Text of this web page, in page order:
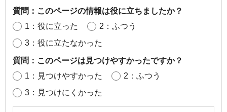
質問：このページの情報は役に立ちましたか？
1：役に立った
2：ふつう
3：役に立たなかった
質問：このページは見つけやすかったですか？
1：見つけやすかった
2：ふつう
3：見つけにくかった